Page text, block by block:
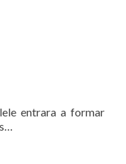
entrara a formar